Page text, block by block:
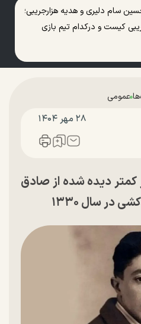
سام دلیری و هدیه هزارجریبی؛
کیست و درکدام تیم بازی
عمومی
۲۸ مهر ۱۴۰۴
کمتر دیده شده از صادق
در سال ۱۳۳۰